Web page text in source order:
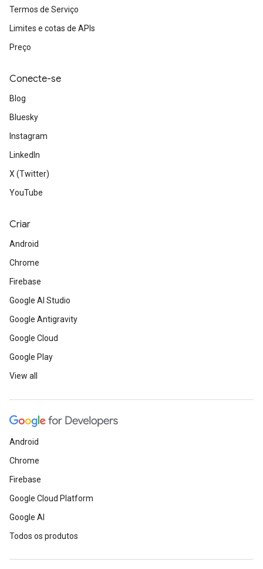
Termos de Serviço
Limites e cotas de APIs
Preço
Conecte-se
Blog
Bluesky
Instagram
LinkedIn
X (Twitter)
YouTube
Criar
Android
Chrome
Firebase
Google AI Studio
Google Antigravity
Google Cloud
Google Play
View all
Android
Chrome
Firebase
Google Cloud Platform
Google AI
Todos os produtos